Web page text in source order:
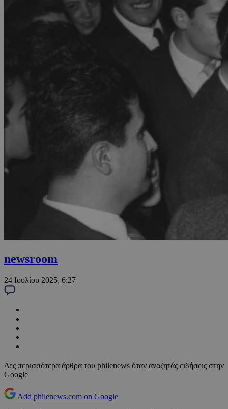
newsroom
24 Ιουλίου 2025, 6:27
Δες περισσότερα άρθρα του philenews όταν αναζητάς ειδήσεις στην
Google
Add philenews.com on Google